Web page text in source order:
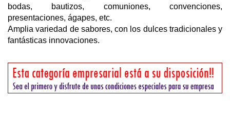
bodas, bautizos, comuniones, convenciones,
presentaciones, ágapes, etc.
Amplia variedad de sabores, con los dulces tradicionales y
fantásticas innovaciones.